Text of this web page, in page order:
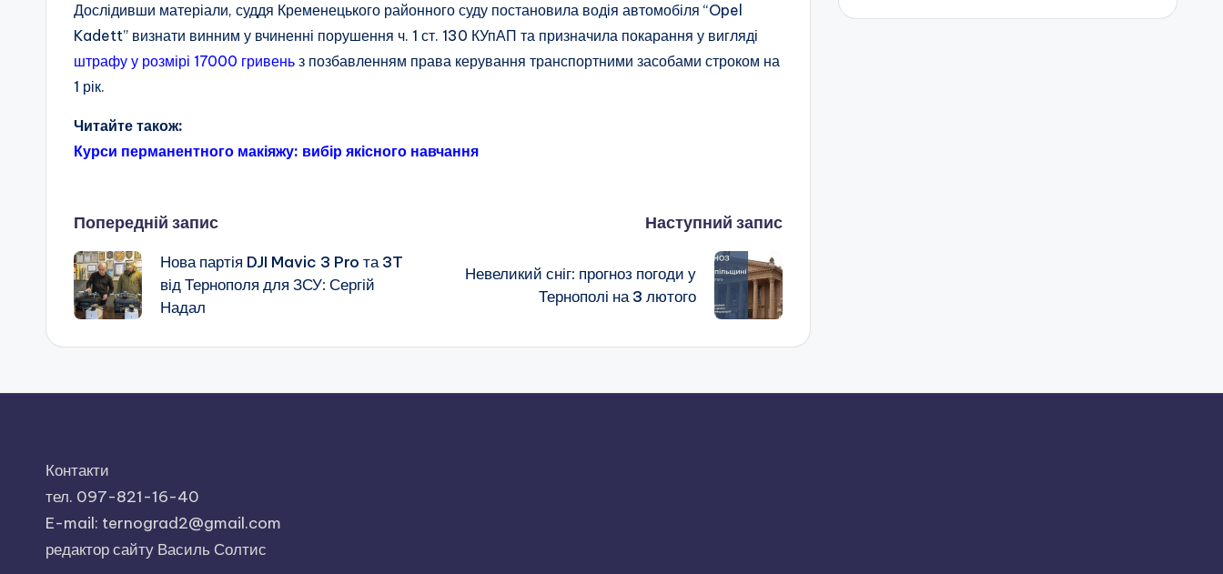
Дослідивши матеріали, суддя Кременецького районного суду постановила водія автомобіля “Opel
Kadett” визнати винним у вчиненні порушення ч. 1 ст. 130 КУпАП та призначила покарання у вигляді
штрафу у розмірі 17000 гривень з позбавленням права керування транспортними засобами строком на
1 рік.
Читайте також:
Курси перманентного макіяжу: вибір якісного навчання
Навігація
по
запису
Попередній запис
Нова партія DJI Mavic 3 Pro та 3T
від Тернополя для ЗСУ: Сергій
Надал
Наступний запис
Невеликий сніг: прогноз погоди у
Тернополі на 3 лютого
Контакти
тел. 097-821-16-40
E-mail: ternograd2@gmail.com
редактор сайту Василь Солтис